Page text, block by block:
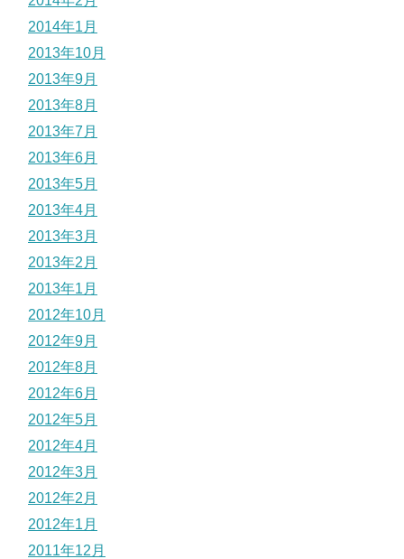
2014年1月
2013年10月
2013年9月
2013年8月
2013年7月
2013年6月
2013年5月
2013年4月
2013年3月
2013年2月
2013年1月
2012年10月
2012年9月
2012年8月
2012年6月
2012年5月
2012年4月
2012年3月
2012年2月
2012年1月
2011年12月